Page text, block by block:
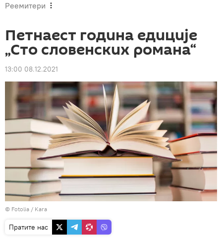
Реемитери
Петнаест година едиције
„Сто словенских романа“
13:00 08.12.2021
© Fotolia / Kara
Пратите нас